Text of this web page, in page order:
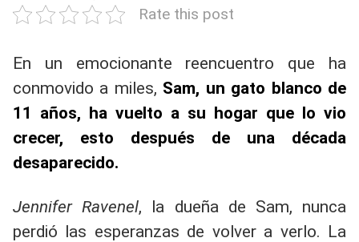
Rate this post
En un emocionante reencuentro que ha
conmovido a miles, Sam, un gato blanco de
11 años, ha vuelto a su hogar que lo vio
crecer, esto después de una década
desaparecido.
Jennifer Ravenel, la dueña de Sam, nunca
perdió las esperanzas de volver a verlo. La